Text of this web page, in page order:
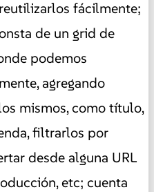
fácilmente;
de un grid de
podemos
agregando
mismos, como título,
filtrarlos por
desde alguna URL
etc; cuenta